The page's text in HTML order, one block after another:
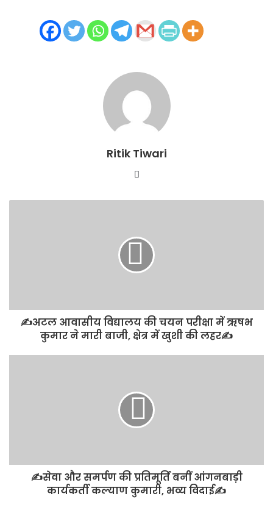
Ritik Tiwari
Website
✍️अटल आवासीय विद्यालय की चयन परीक्षा में ऋषभ
कुमार ने मारी बाजी, क्षेत्र में खुशी की लहर✍️
✍️सेवा और समर्पण की प्रतिमूर्ति बनीं आंगनबाड़ी
कार्यकर्ती कल्याण कुमारी, भव्य विदाई✍️